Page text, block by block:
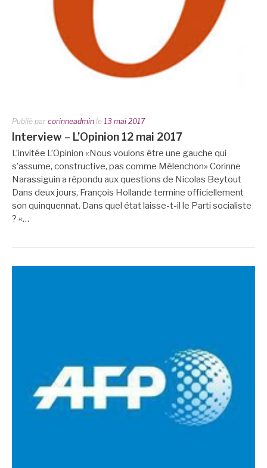
Publié par corinneadmin le 13 mai 2017
Interview – L’Opinion 12 mai 2017
L’invitée L’Opinion «Nous voulons être une gauche qui
s’assume, constructive, pas comme Mélenchon» Corinne
Narassiguin a répondu aux questions de Nicolas Beytout
Dans deux jours, François Hollande termine officiellement
son quinquennat. Dans quel état laisse-t-il le Parti socialiste
? «…